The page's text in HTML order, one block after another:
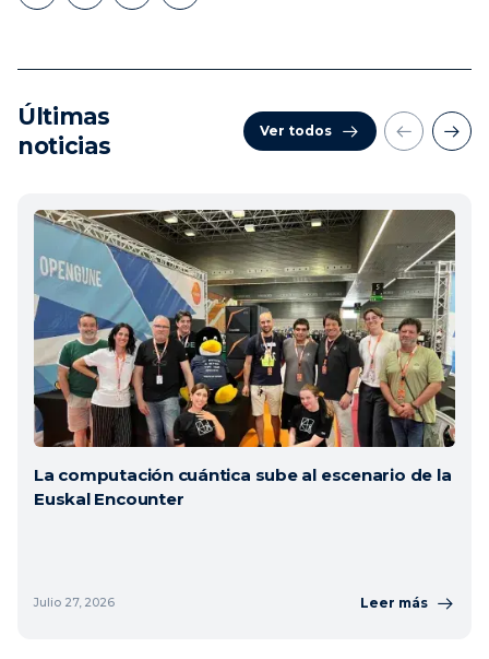
Últimas
noticias
Ver todos
La computación cuántica sube al escenario de la
Euskal Encounter
Julio 27, 2026 Leer más